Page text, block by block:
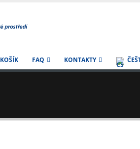
KOŠÍK FAQ KONTAKTY